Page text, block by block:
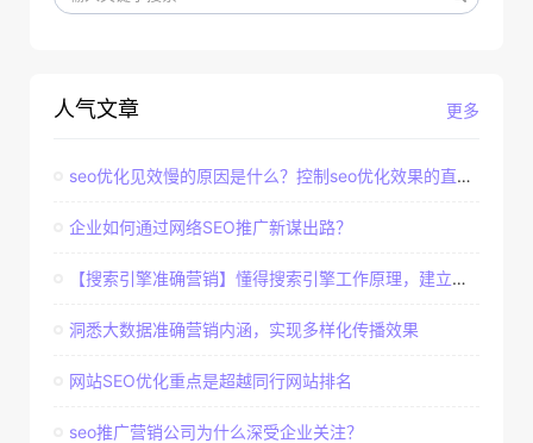
更多
人气文章
seo优化见效慢的原因是什么？控制seo优化效果的直接因素
企业如何通过网络SEO推广新谋出路？
【搜索引擎准确营销】懂得搜索引擎工作原理，建立准确客户群体
洞悉大数据准确营销内涵，实现多样化传播效果
网站SEO优化重点是超越同行网站排名
seo推广营销公司为什么深受企业关注？